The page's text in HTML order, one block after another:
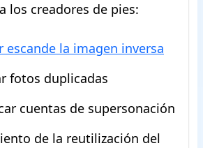
los creadores de pies:
escande la imagen inversa
fotos duplicadas
cuentas de supersonación
de la reutilización del